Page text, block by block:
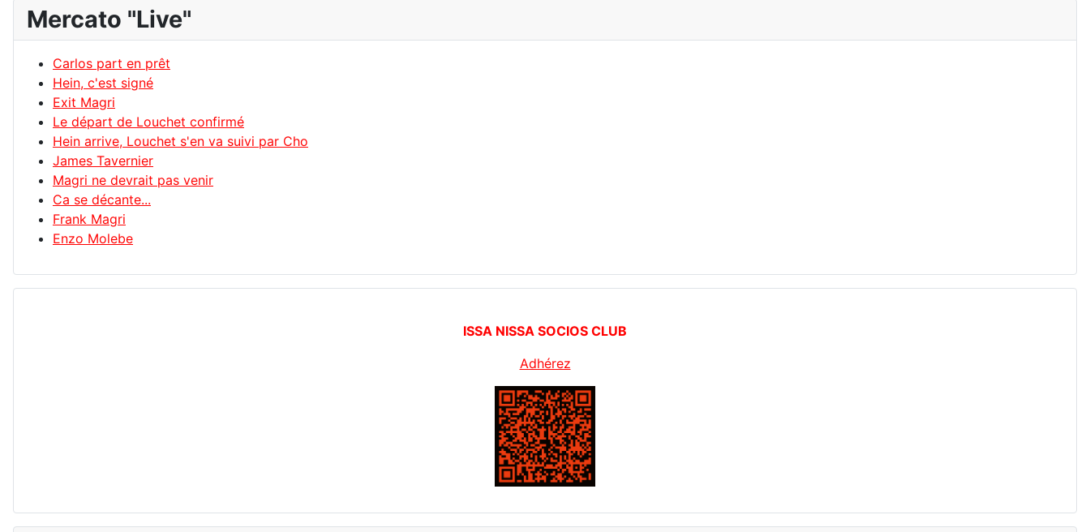
Mercato "Live"
Carlos part en prêt
Hein, c'est signé
Exit Magri
Le départ de Louchet confirmé
Hein arrive, Louchet s'en va suivi par Cho
James Tavernier
Magri ne devrait pas venir
Ca se décante...
Frank Magri
Enzo Molebe
ISSA NISSA SOCIOS CLUB
Adhérez